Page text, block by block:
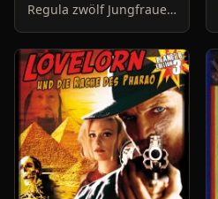
Regula zwölf Jungfrauen
auf seine „Blutburg“ im
Sandertal und folterte
sie dort in einem
geheimnisvollen Ritual